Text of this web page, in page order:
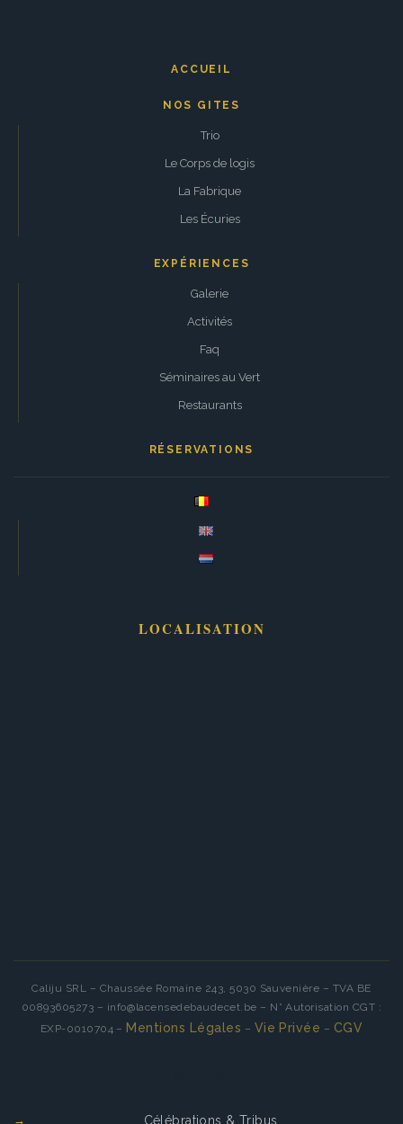
ACCUEIL
NOS GITES
Trio
Le Corps de logis
La Fabrique
Les Écuries
EXPÉRIENCES
Galerie
Activités
Faq
Séminaires au Vert
Restaurants
RÉSERVATIONS
LOCALISATION
Caliju SRL – Chaussée Romaine 243, 5030 Sauvenière – TVA BE
00893605273 – info@lacensedebaudecet.be – N° Autorisation CGT :
EXP-0010704 – Mentions Légales – Vie Privée – CGV
Célébrations & Tribus